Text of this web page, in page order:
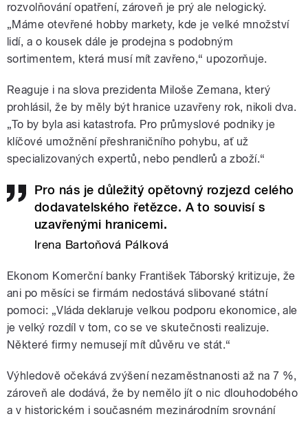
rozvolňování opatření, zároveň je prý ale nelogický.
„Máme otevřené hobby markety, kde je velké množství
lidí, a o kousek dále je prodejna s podobným
sortimentem, která musí mít zavřeno,“ upozorňuje.
Reaguje i na slova prezidenta Miloše Zemana, který
prohlásil, že by měly být hranice uzavřeny rok, nikoli dva.
„To by byla asi katastrofa. Pro průmyslové podniky je
klíčové umožnění přeshraničního pohybu, ať už
specializovaných expertů, nebo pendlerů a zboží.“
Pro nás je důležitý opětovný rozjezd celého
dodavatelského řetězce. A to souvisí s
uzavřenými hranicemi.
Irena Bartoňová Pálková
Ekonom Komerční banky František Táborský kritizuje, že
ani po měsíci se firmám nedostává slibované státní
pomoci: „Vláda deklaruje velkou podporu ekonomice, ale
je velký rozdíl v tom, co se ve skutečnosti realizuje.
Některé firmy nemusejí mít důvěru ve stát.“
Výhledově očekává zvýšení nezaměstnanosti až na 7 %,
zároveň ale dodává, že by nemělo jít o nic dlouhodobého
a v historickém i současném mezinárodním srovnání